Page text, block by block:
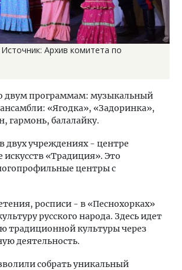
Архив комитета по
двум программам: музыкальный
«Ягодка», «Задоринка»,
гармонь, балалайку.
двух учреждениях - центре
«Традиция». Это
центры с
росписи - в «Песнохорках»
русского народа. Здесь идет
традиционной культуры через
деятельность.
собрать уникальный